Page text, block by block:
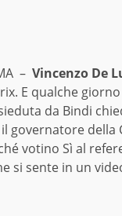
– Vincenzo De
E qualche
da Bindi
governatore della
votino Sì al
si sente in un